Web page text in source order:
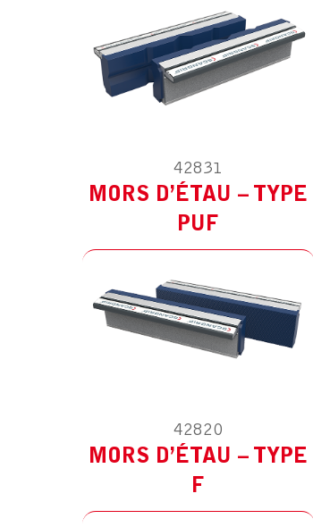
42831
MORS D’ÉTAU – TYPE
PUF
42820
MORS D’ÉTAU – TYPE
F
MODÈLE :POUR AUTRES
MODÈLE :POUR AUTRES